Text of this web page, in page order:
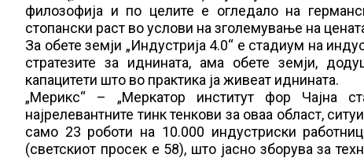
филозофија и по целите е огледало на
стопански раст во услови на зголемување на
За обете земји „Индустрија 4.0“ е стадиум на
стратезите за иднината, ама обете земји,
капацитети што во практика ја живеат иднината.
„Мерикс“ – „Меркатор институт фор Чајна
најрелевантните тинк тенкови за оваа област,
само 23 роботи на 10.000 индустриски
(светскиот просек е 58), што јасно зборува за